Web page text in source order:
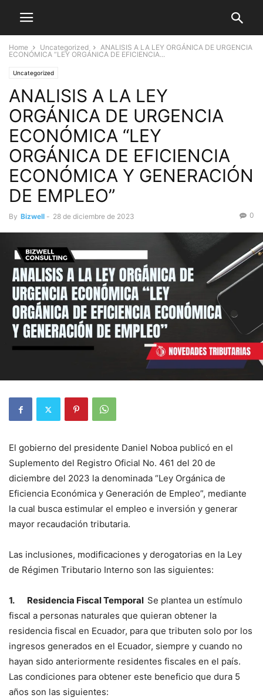
Home Uncategorized
ANALISIS A LA LEY ORGÁNICA DE URGENCIA
ECONÓMICA “LEY ORGÁNICA DE EFICIENCIA...
Uncategorized
ANALISIS A LA LEY
ORGÁNICA DE URGENCIA
ECONÓMICA “LEY
ORGÁNICA DE EFICIENCIA
ECONÓMICA Y GENERACIÓN
DE EMPLEO”
By Bizwell - 28 de diciembre de 2023 0
El gobierno del presidente Daniel Noboa publicó en el
Suplemento del Registro Oficial No. 461 del 20 de
diciembre del 2023 la denominada “Ley Orgánica de
Eficiencia Económica y Generación de Empleo”, mediante
la cual busca estimular el empleo e inversión y generar
mayor recaudación tributaria.
Las inclusiones, modificaciones y derogatorias en la Ley
de Régimen Tributario Interno son las siguientes:
1. Residencia Fiscal Temporal Se plantea un estímulo
fiscal a personas naturales que quieran obtener la
residencia fiscal en Ecuador, para que tributen solo por los
ingresos generados en el Ecuador, siempre y cuando no
hayan sido anteriormente residentes fiscales en el país.
Las condiciones para obtener este beneficio que dura 5
años son las siguientes: